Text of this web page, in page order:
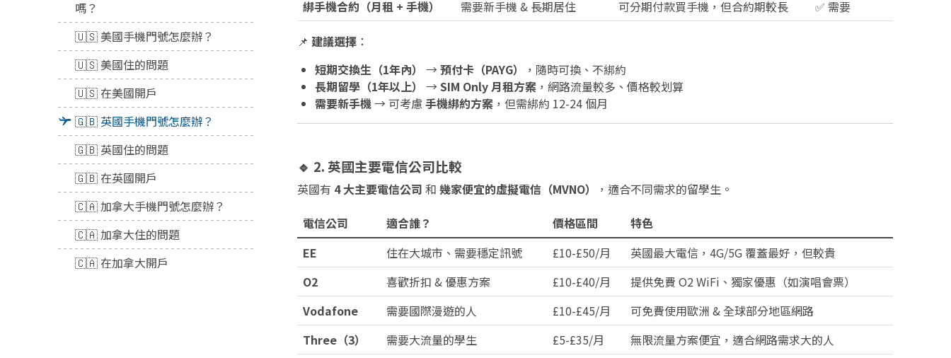
嗎？
🇺🇸 美國手機門號怎麼辦？
🇺🇸 美國住的問題
🇺🇸 在美國開戶
🇬🇧 英國手機門號怎麼辦？
🇬🇧 英國住的問題
🇬🇧 在英國開戶
🇨🇦 加拿大手機門號怎麼辦？
🇨🇦 加拿大住的問題
🇨🇦 在加拿大開戶
綁手機合約（月租 + 手機）
需要新手機 & 長期居住 可分期付款買手機，但合約期較長 ✅ 需要
📌 建議選擇 ：
短期交換生（1年內）
→預付卡（PAYG）
，隨時可換、不綁約
長期留學（1年以上）
→SIM Only 月租方案 ，網路流量較多、價格較划算
需要新手機→ 可考慮 手機綁約方案 ，但需綁約 12-24 個月
🔹 2. 英國主要電信公司比較
英國有 4 大主要電信公司 和 幾家便宜的虛擬電信（MVNO）
，適合不同需求的留學生。
電信公司
適合誰？ 價格區間
特色
EE
住在大城市、需要穩定訊號 £10-£50/月
英國最大電信，4G/5G 覆蓋最好，但較貴
O2
喜歡折扣 & 優惠方案 £10-£40/月
提供免費 O2 WiFi、獨家優惠（如演唱會票）
Vodafone
需要國際漫遊的人 £10-£45/月
可免費使用歐洲 & 全球部分地區網路
Three（3）
需要大流量的學生 £5-£35/月 無限流量方案便宜，適合網路需求大的人